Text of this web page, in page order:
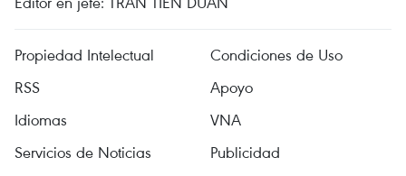
Propiedad Intelectual
Condiciones de Uso
RSS
Apoyo
Idiomas
VNA
Servicios de Noticias
Publicidad